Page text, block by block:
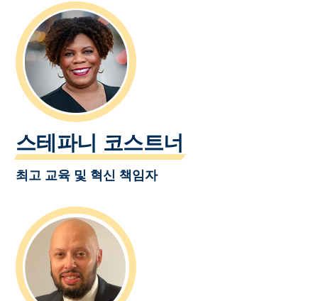
스테파니 코스트너
최고 교육 및 혁신 책임자